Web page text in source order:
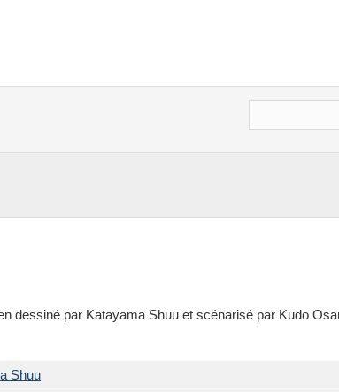
dessiné par Katayama Shuu et scénarisé par Kudo
Shuu